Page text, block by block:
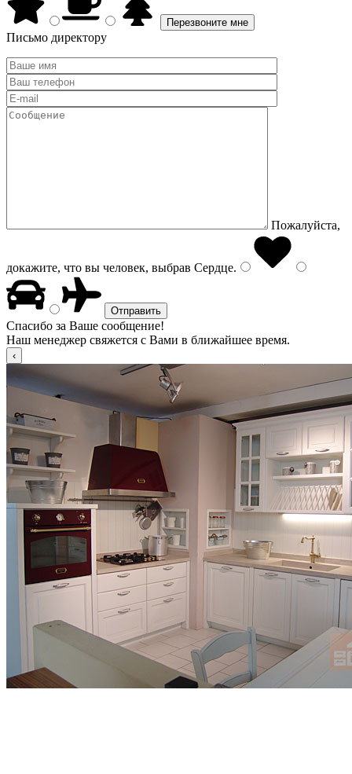
Письмо директору
Пожалуйста,
докажите, что вы человек, выбрав Сердце.
Спасибо за Ваше сообщение!
Наш менеджер свяжется с Вами в ближайшее время.